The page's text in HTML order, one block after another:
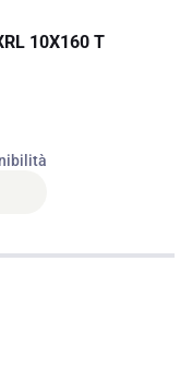
10X160 T